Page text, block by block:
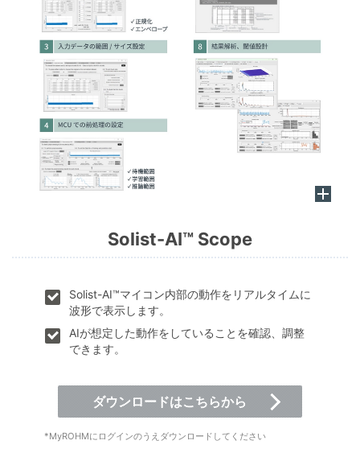
Solist-AI™ Scope
Solist-AI™マイコン内部の動作をリアルタイムに
波形で表示します。
AIが想定した動作をしていることを確認、調整
できます。
ダウンロードはこちらから
*MyROHMにログインのうえダウンロードしてください